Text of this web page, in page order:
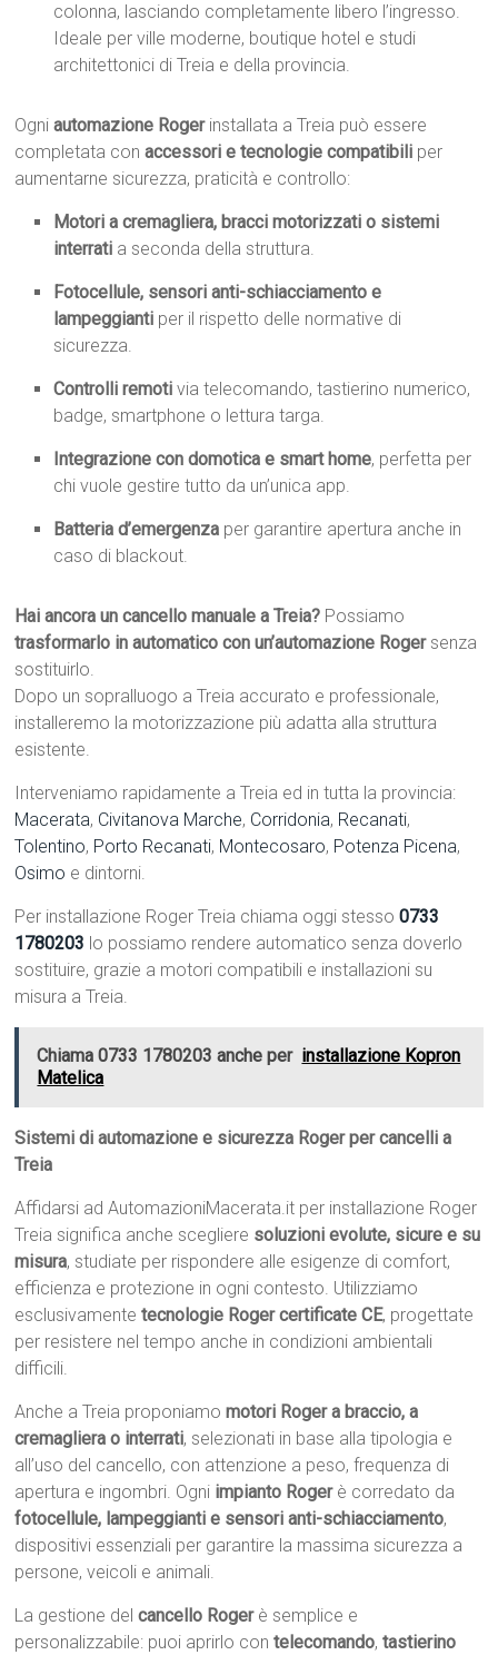
colonna, lasciando completamente libero l’ingresso.
Ideale per ville moderne, boutique hotel e studi
architettonici di Treia e della provincia.
Ogniautomazione Rogerinstallata a Treia può essere
completata conaccessori e tecnologie compatibili per
aumentarne sicurezza, praticità e controllo:
Motori a cremagliera, bracci motorizzati o sistemi
interrati a seconda della struttura.
Fotocellule, sensori anti-schiacciamento e
lampeggianti per il rispetto delle normative di
sicurezza.
Controlli remoti via telecomando, tastierino numerico,
badge, smartphone o lettura targa.
Integrazione con domotica e smart home, perfetta per
chi vuole gestire tutto da un’unica app.
Batteria d’emergenza per garantire apertura anche in
caso di blackout.
Hai ancora un cancello manuale a Treia? Possiamo
trasformarlo in automatico con un’automazione Rogersenza
sostituirlo.
Dopo un sopralluogo a Treia accurato e professionale,
installeremo la motorizzazione più adatta alla struttura
esistente.
Interveniamo rapidamente a Treia ed in tutta la provincia:
Macerata, Civitanova Marche, Corridonia, Recanati,
Tolentino, Porto Recanati, Montecosaro, Potenza Picena,
Osimo e dintorni.
Per installazione Roger Treia chiama oggi stesso0733
1780203 lo possiamo rendere automatico senza doverlo
sostituire, grazie a motori compatibili e installazioni su
misura a Treia.
Chiama 0733 1780203 anche per installazione Kopron
Matelica
Sistemi di automazione e sicurezza Roger per cancelli a
Treia
Affidarsi ad AutomazioniMacerata.it per installazione Roger
Treia significa anche scegliere soluzioni evolute, sicure e su
misura, studiate per rispondere alle esigenze di comfort,
efficienza e protezione in ogni contesto. Utilizziamo
esclusivamentetecnologie Roger certificate CE, progettate
per resistere nel tempo anche in condizioni ambientali
difficili.
Anche a Treia proponiamomotori Roger a braccio, a
cremagliera o interrati, selezionati in base alla tipologia e
all’uso del cancello, con attenzione a peso, frequenza di
apertura e ingombri. Ogni impianto Rogerè corredato da
fotocellule, lampeggianti e sensori anti-schiacciamento,
dispositivi essenziali per garantire la massima sicurezza a
persone, veicoli e animali.
La gestione delcancello Rogerè semplice e
personalizzabile: puoi aprirlo contelecomando,tastierino